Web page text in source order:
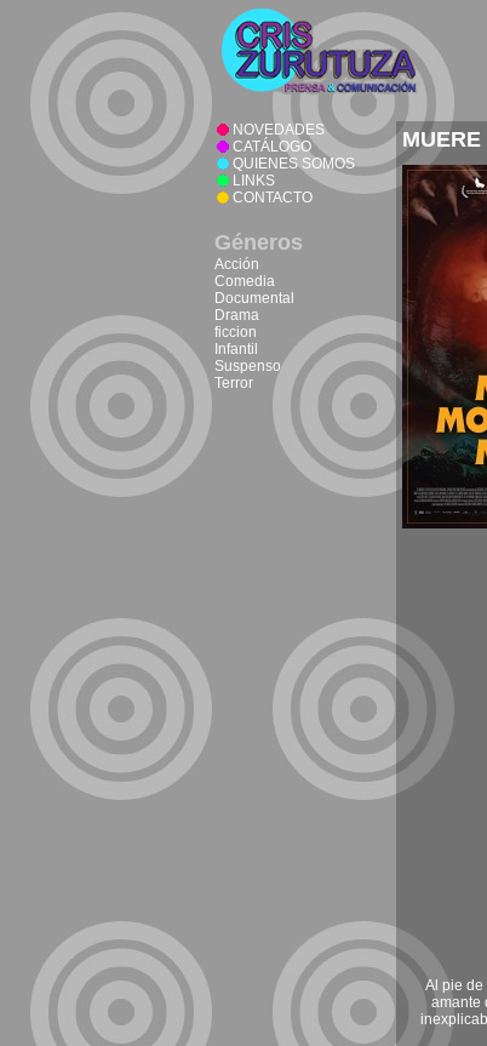
NOVEDADES
CATÁLOGO
QUIENES SOMOS
LINKS
CONTACTO
Géneros
Acción
Comedia
Documental
Drama
ficcion
Infantil
Suspenso
Terror
Al pie de
amante